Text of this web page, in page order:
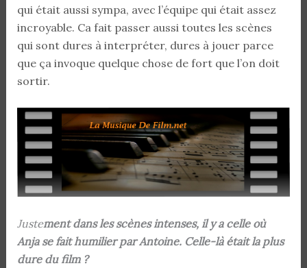
qui était aussi sympa, avec l’équipe qui était assez
incroyable. Ca fait passer aussi toutes les scènes
qui sont dures à interpréter, dures à jouer parce
que ça invoque quelque chose de fort que l’on doit
sortir.
Justement dans les scènes intenses, il y a celle où
Anja se fait humilier par Antoine. Celle-là était la plus
dure du film ?